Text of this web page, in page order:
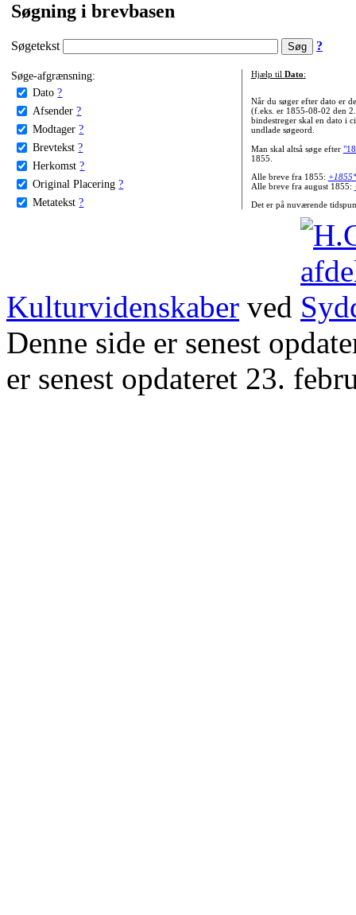
Søgning i brevbasen
Søgetekst ?
Søge-afgrænsning:
Dato ?
Afsender ?
Modtager ?
Brevtekst ?
Herkomst ?
Original Placering ?
Metatekst ?
Hjælp til Dato:
Når du søger efter dato er
(f.eks. er 1855-08-02 den
bindestreger skal en dato i
undlade søgeord.
Man skal altså søge efter
1855.
Alle breve fra 1855:
Alle breve fra august 1855:
Det er på nuværende
Kulturvidenskaber ved
Denne side er senest
er senest opdateret 23.